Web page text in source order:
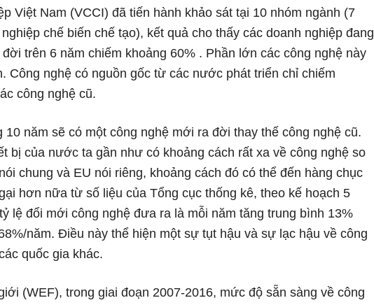
Việt Nam (VCCI) đã tiến hành khảo sát tại 10 nhóm ngành (7
chế biến chế tạo), kết quả cho thấy các doanh nghiệp đang
trên 6 năm chiếm khoảng 60% . Phần lớn các công nghệ này
Công nghệ có nguồn gốc từ các nước phát triển chỉ chiếm
công nghệ cũ.
năm sẽ có một công nghệ mới ra đời thay thế công nghệ cũ.
bị của nước ta gần như có khoảng cách rất xa về công nghệ so
chung và EU nói riêng, khoảng cách đó có thể đến hàng chục
hơn nữa từ số liệu của Tổng cục thống kê, theo kế hoạch 5
lệ đổi mới công nghệ đưa ra là mỗi năm tăng trung bình 13%
năm. Điều này thể hiện một sự tụt hậu và sự lạc hậu về công
quốc gia khác.
(WEF), trong giai đoạn 2007-2016, mức độ sẵn sàng về công